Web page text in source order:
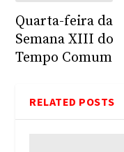
Quarta-feira da
Semana XIII do
Tempo Comum
RELATED POSTS